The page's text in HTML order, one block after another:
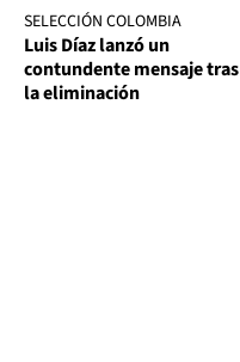
SELECCIÓN COLOMBIA
Luis Díaz lanzó un
contundente mensaje tras
la eliminación